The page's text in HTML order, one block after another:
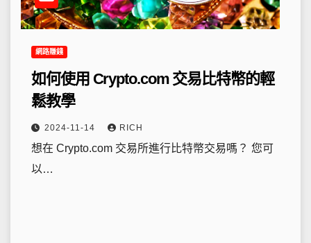
網路賺錢
如何使用 Crypto.com 交易比特幣的輕
鬆教學
2024-11-14 RICH
想在 Crypto.com 交易所進行比特幣交易嗎？ 您可
以…